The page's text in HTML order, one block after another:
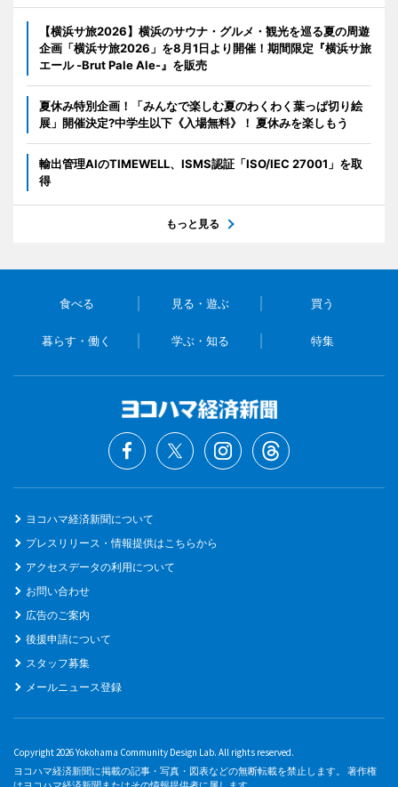
【横浜サ旅2026】横浜のサウナ・グルメ・観光を巡る夏の周遊
企画「横浜サ旅2026」を8月1日より開催！期間限定『横浜サ旅
エール -Brut Pale Ale-』を販売
夏休み特別企画！「みんなで楽しむ夏のわくわく葉っぱ切り絵
展」開催決定?中学生以下《入場無料》！ 夏休みを楽しもう
輸出管理AIのTIMEWELL、ISMS認証「ISO/IEC 27001」を取
得
もっと見る
食べる 見る・遊ぶ 買う
暮らす・働く 学ぶ・知る 特集
ヨコハマ経済新聞について
プレスリリース・情報提供はこちらから
アクセスデータの利用について
お問い合わせ
広告のご案内
後援申請について
スタッフ募集
メールニュース登録
Copyright 2026 Yokohama Community Design Lab. All rights reserved.
ヨコハマ経済新聞に掲載の記事・写真・図表などの無断転載を禁止します。 著作権